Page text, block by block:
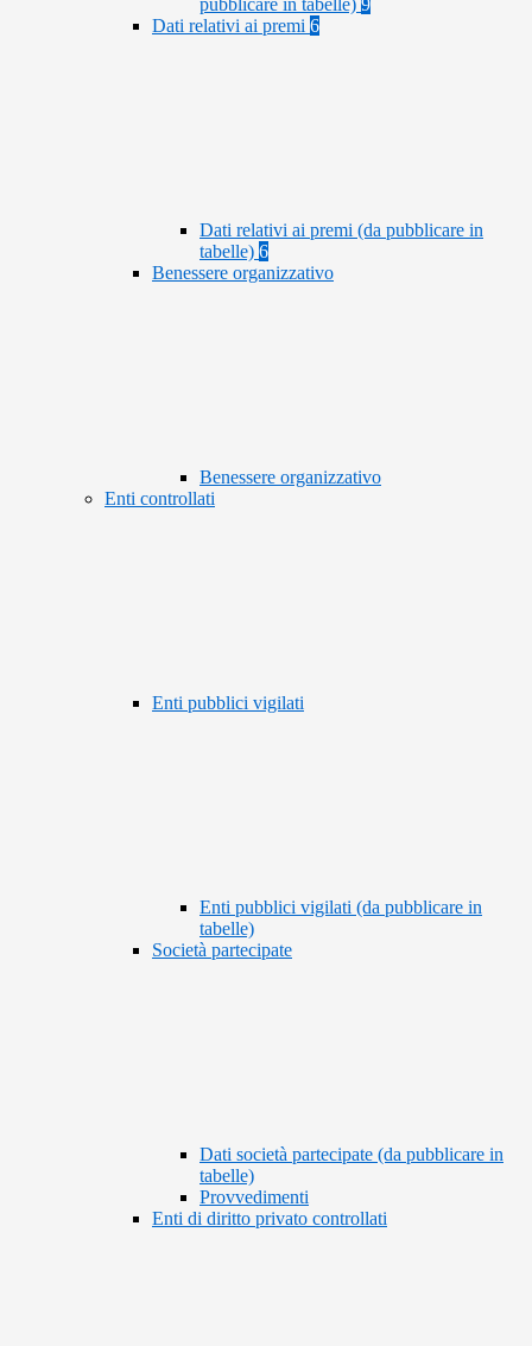
pubblicare in tabelle) 9
Dati relativi ai premi 6
Dati relativi ai premi (da pubblicare in
tabelle) 6
Benessere organizzativo
Benessere organizzativo
Enti controllati
Enti pubblici vigilati
Enti pubblici vigilati (da pubblicare in
tabelle)
Società partecipate
Dati società partecipate (da pubblicare in
tabelle)
Provvedimenti
Enti di diritto privato controllati